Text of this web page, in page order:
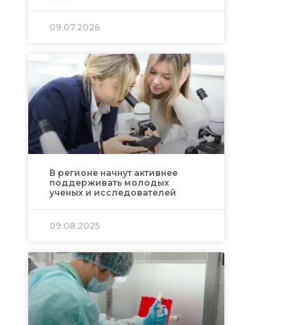
09.07.2026
В регионе начнут активнее
поддерживать молодых
ученых и исследователей
09.08.2025